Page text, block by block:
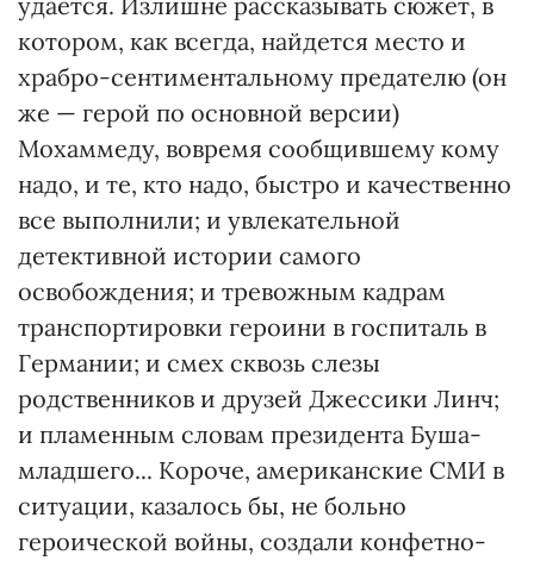
котором, как всегда, найдется место и
храбро-сентиментальному предателю (он
же — герой по основной версии)
Мохаммеду, вовремя сообщившему кому
надо, и те, кто надо, быстро и качественно
все выполнили; и увлекательной
детективной истории самого
освобождения; и тревожным кадрам
транспортировки героини в госпиталь в
Германии; и смех сквозь слезы
родственников и друзей Джессики Линч;
и пламенным словам президента Буша-
младшего... Короче, американские СМИ в
ситуации, казалось бы, не больно
героической войны, создали конфетно-